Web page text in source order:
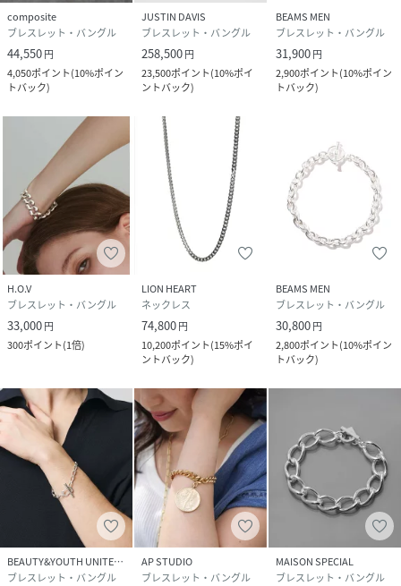
composite
ブレスレット・バングル
44,550円
4,050ポイント(10%ポイン
トバック)
JUSTIN DAVIS
ブレスレット・バングル
258,500円
23,500ポイント(10%ポイ
ントバック)
BEAMS MEN
ブレスレット・バングル
31,900円
2,900ポイント(10%ポイン
トバック)
H.O.V
ブレスレット・バングル
33,000円
300ポイント(1倍)
LION HEART
ネックレス
74,800円
10,200ポイント(15%ポイ
ントバック)
BEAMS MEN
ブレスレット・バングル
30,800円
2,800ポイント(10%ポイン
トバック)
BEAUTY&YOUTH UNITED ARROWS
ブレスレット・バングル
AP STUDIO
ブレスレット・バングル
MAISON SPECIAL
ブレスレット・バングル